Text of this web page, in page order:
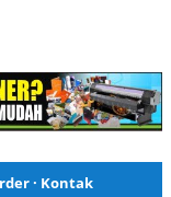
· Kontak